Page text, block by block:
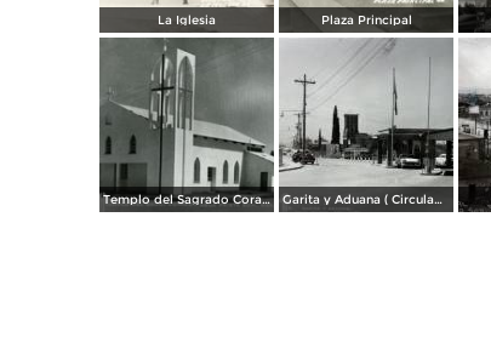
La Iglesia Plaza Principal
Templo del Sagrado Corazón Garita y Aduana ( Circulada el 17 de Diciembre de 1956).